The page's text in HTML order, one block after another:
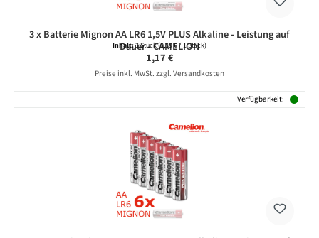
3 x Batterie Mignon AA LR6 1,5V PLUS Alkaline - Leistung auf
Dauer - CAMELION
Inhalt:3 Stück(0,39 € / 1 Stück)
Regulärer Preis:
1,17 €
Preise inkl. MwSt. zzgl. Versandkosten
Verfügbarkeit: